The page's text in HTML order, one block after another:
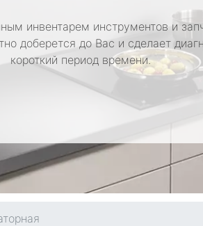
инвентарем инструментов и
доберется до Вас и сделает
короткий период времени.